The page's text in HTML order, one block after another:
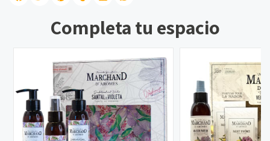
Completa tu espacio